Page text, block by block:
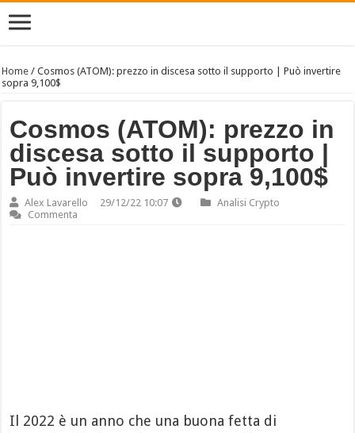
Home /Cosmos (ATOM): prezzo in discesa sotto il supporto | Può invertire
sopra 9,100$
Cosmos (ATOM): prezzo in
discesa sotto il supporto |
Può invertire sopra 9,100$
Alex Lavarello 29/12/22 10:07
Analisi Crypto
Commenta
Il 2022 è un anno che una buona fetta di